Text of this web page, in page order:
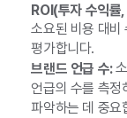
ROI(투자 수익
소요된 비용 대비
평가합니다.
브랜드 언급 수:
언급의 수를 측정
파악하는 데 중요